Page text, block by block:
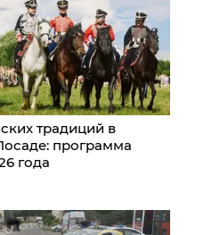
традиций в
программа
года